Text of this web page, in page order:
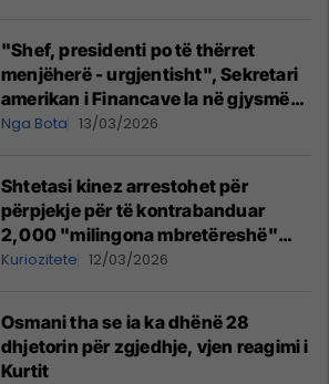
"Shef, presidenti po të thërret
menjëherë - urgjentisht", Sekretari
amerikan i Financave la në gjysmë
intervistën
Nga Bota 13/03/2026
Shtetasi kinez arrestohet për
përpjekje për të kontrabanduar
2,000 "milingona mbretëreshë"
nga Kenia
Kuriozitete 12/03/2026
Osmani tha se ia ka dhënë 28
dhjetorin për zgjedhje, vjen reagimi i
Kurtit